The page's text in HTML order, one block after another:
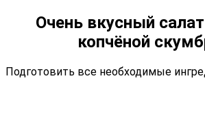
Очень вкусный
копчёной
Подготовить все необходимые